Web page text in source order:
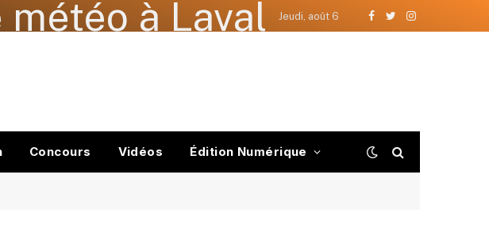
météo à Laval Jeudi, août 6
Facebook
TwitterInstagram
Concours Vidéos Édition Numérique